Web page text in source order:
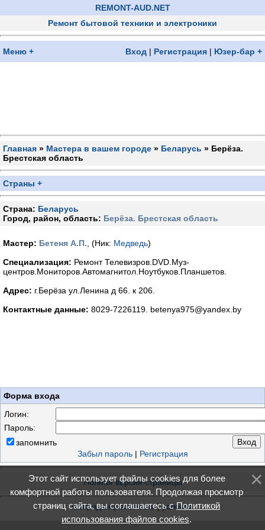
REMONT-AUD.NET
Ремонт бытовой техники и электроники
Меню + Вход | Регистрация | Юзер-бар +
Главная » Мастера в вашем городе » Беларусь » Берёза.
Брестская область
Страны +
Страна: Беларусь
Город, район, область: Берёза. Брестская область
Мастер: Бетеня А.П. , (Ник: Медведь)
Специализация: Ремонт Телевизров.DVD.Муз-
центров.Мониторов.Автомагнитол.Ноутбуков.Планшетов.
Адрес: г.Берёза ул.Ленина д 66. к 206.
Контактные данные: 8029-7226119. betenya975@yandex.by
Форма входа
Логин:
Пароль:
запомнить
Забыл пароль| Регистрация
Полная версия страницы
конфиденциальность|условия
Этот сайт использует файлы cookies для более
комфортной работы пользователя. Продолжая просмотр
страниц сайта, вы соглашаетесь сПолитикой
использования файлов cookies.